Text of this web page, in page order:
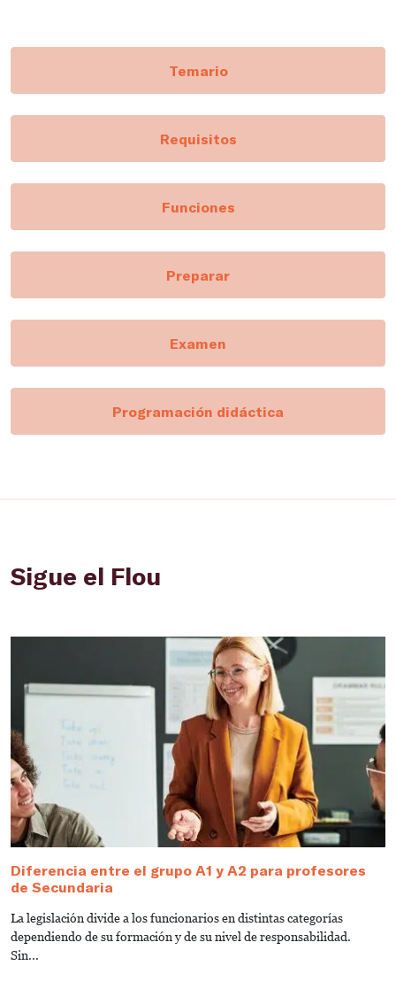
Temario
Requisitos
Funciones
Preparar
Examen
Programación didáctica
Sigue el Flou
Diferencia entre el grupo A1 y A2 para profesores
de Secundaria
La legislación divide a los funcionarios en distintas categorías
dependiendo de su formación y de su nivel de responsabilidad.
Sin...